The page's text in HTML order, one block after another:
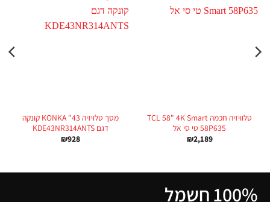
טלוויזיה חכמה TCL 58" 4K Smart
58P635 טי סי אל
₪2,189
מסך טלויזיה 43" KONKA קונקה
דגם KDE43NR314ANTS
₪928
100% חשמל